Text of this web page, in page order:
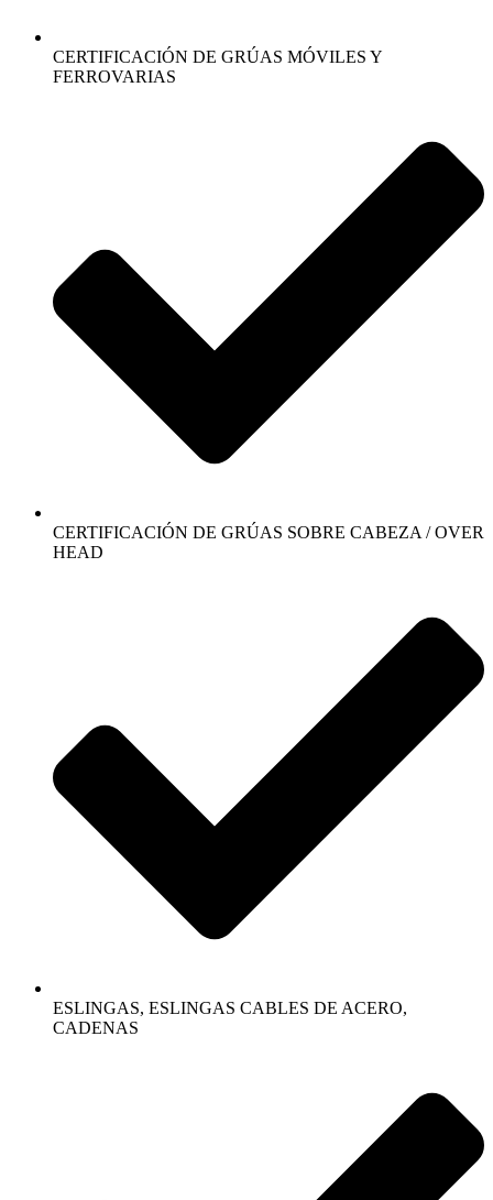
CERTIFICACIÓN DE GRÚAS MÓVILES Y
FERROVARIAS
CERTIFICACIÓN DE GRÚAS SOBRE CABEZA / OVER
HEAD
ESLINGAS, ESLINGAS CABLES DE ACERO,
CADENAS